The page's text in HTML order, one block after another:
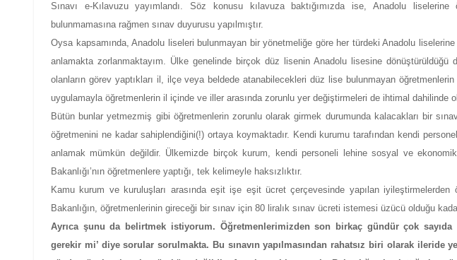
Sınavı e-Kılavuzu yayımlandı. Söz konusu kılavuza baktığımızda ise, Anadolu
bulunmamasına rağmen sınav duyurusu yapılmıştır.
Oysa kapsamında, Anadolu liseleri bulunmayan bir yönetmeliğe göre her türdeki Anadolu liselerine
anlamakta zorlanmaktayım. Ülke genelinde birçok düz lisenin Anadolu lisesine dönüştürüldüğü
olanların görev yaptıkları il, ilçe veya beldede atanabilecekleri düz lise bulunmayan
uygulamayla öğretmenlerin il içinde ve iller arasında zorunlu yer değiştirmeleri de ihtimal dahilinde
Bütün bunlar yetmezmiş gibi öğretmenlerin zorunlu olarak girmek durumunda kalacakları bir
öğretmenini ne kadar sahiplendiğini(!) ortaya koymaktadır. Kendi kurumu tarafından kendi
anlamak mümkün değildir. Ülkemizde birçok kurum, kendi personeli lehine sosyal ve
Bakanlığı’nın öğretmenlere yaptığı, tek kelimeyle haksızlıktır.
Kamu kurum ve kuruluşları arasında eşit işe eşit ücret çerçevesinde yapılan
Bakanlığın, öğretmenlerinin gireceği bir sınav için 80 liralık sınav ücreti istemesi üzücü olduğu
Ayrıca şunu da belirtmek istiyorum. Öğretmenlerimizden son birkaç gündür çok sayıda
gerekir mi’ diye sorular sorulmakta. Bu sınavın yapılmasından rahatsız biri olarak ileride